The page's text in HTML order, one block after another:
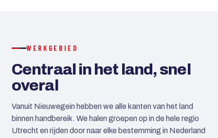
WERKGEBIED
Centraal in het land, snel
overal
Vanuit Nieuwegein hebben we alle kanten van het land
binnen handbereik. We halen groepen op in de hele regio
Utrecht en rijden door naar elke bestemming in Nederland